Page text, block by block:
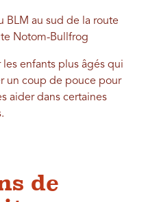
BLM au sud de la route
Notom-Bullfrog
enfants plus âgés qui
un coup de pouce pour
aider dans certaines
de